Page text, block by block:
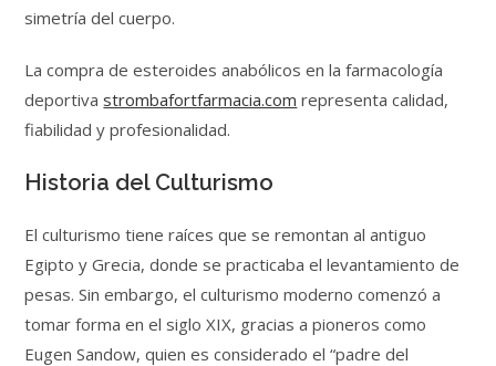
simetría del cuerpo.
La compra de esteroides anabólicos en la farmacología
deportivastrombafortfarmacia.com representa calidad,
fiabilidad y profesionalidad.
Historia del Culturismo
El culturismo tiene raíces que se remontan al antiguo
Egipto y Grecia, donde se practicaba el levantamiento de
pesas. Sin embargo, el culturismo moderno comenzó a
tomar forma en el siglo XIX, gracias a pioneros como
Eugen Sandow, quien es considerado el “padre del